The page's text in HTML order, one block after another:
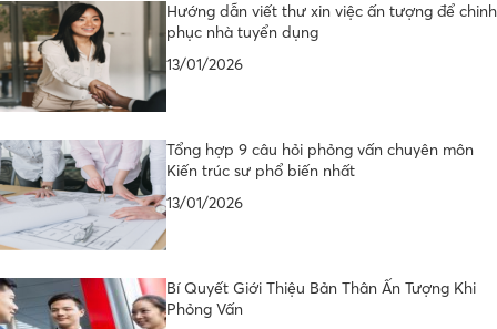
Hướng dẫn viết thư xin việc ấn tượng để chinh
phục nhà tuyển dụng
13/01/2026
Tổng hợp 9 câu hỏi phỏng vấn chuyên môn
Kiến trúc sư phổ biến nhất
13/01/2026
Bí Quyết Giới Thiệu Bản Thân Ấn Tượng Khi
Phỏng Vấn